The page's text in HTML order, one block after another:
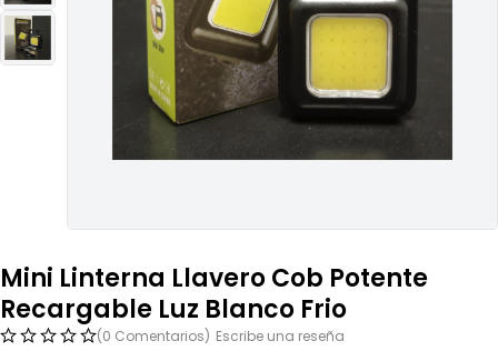
Mini Linterna Llavero Cob Potente
Recargable Luz Blanco Frio
(0 Comentarios) Escribe una reseña